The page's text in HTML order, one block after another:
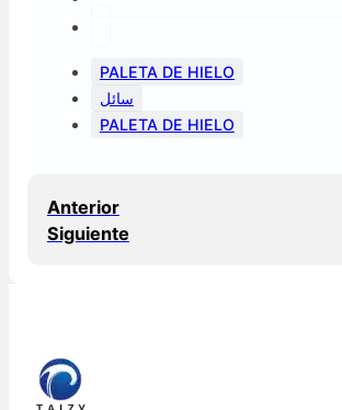
PALETA DE HIELO
سائل
PALETA DE HIELO
Anterior
Siguiente